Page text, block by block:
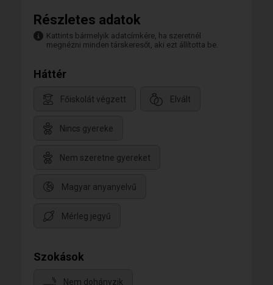
Részletes adatok
Kattints bármelyik adatcímkére, ha szeretnél
megnézni minden társkeresőt, aki ezt állította be.
Háttér
Főiskolát végzett Elvált
Nincs gyereke
Nem szeretne gyereket
Magyar anyanyelvű
Mérleg jegyű
Szokások
Nem dohányzik